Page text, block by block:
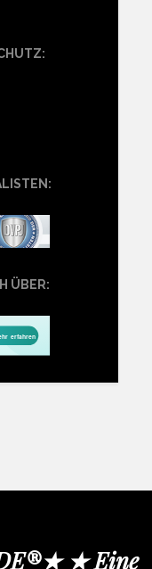
ÜBER:
★ Eine